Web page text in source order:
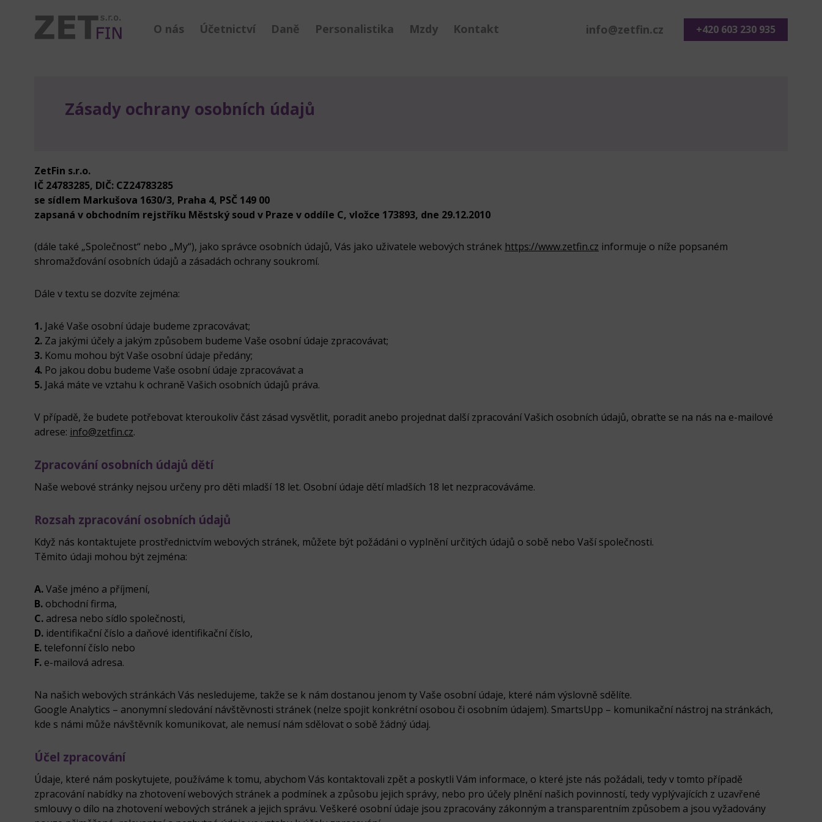
O nás Účetnictví Daně Personalistika Mzdy Kontakt info@zetfin.cz +420 603 230 935
Zásady ochrany osobních údajů
ZetFin s.r.o.
IČ 24783285, DIČ: CZ24783285
se sídlem Markušova 1630/3, Praha 4, PSČ 149 00
zapsaná v obchodním rejstříku Městský soud v Praze v oddíle C, vložce 173893, dne 29.12.2010
(dále také „Společnost“ nebo „My“), jako správce osobních údajů, Vás jako uživatele webových stránek https://www.zetfin.cz informuje o níže popsaném
shromažďování osobních údajů a zásadách ochrany soukromí.
Dále v textu se dozvíte zejména:
1. Jaké Vaše osobní údaje budeme zpracovávat;
2. Za jakými účely a jakým způsobem budeme Vaše osobní údaje zpracovávat;
3. Komu mohou být Vaše osobní údaje předány;
4. Po jakou dobu budeme Vaše osobní údaje zpracovávat a
5. Jaká máte ve vztahu k ochraně Vašich osobních údajů práva.
V případě, že budete potřebovat kteroukoliv část zásad vysvětlit, poradit anebo projednat další zpracování Vašich osobních údajů, obraťte se na nás na e-mailové
adrese: info@zetfin.cz.
Zpracování osobních údajů dětí
Naše webové stránky nejsou určeny pro děti mladší 18 let. Osobní údaje dětí mladších 18 let nezpracováváme.
Rozsah zpracování osobních údajů
Když nás kontaktujete prostřednictvím webových stránek, můžete být požádáni o vyplnění určitých údajů o sobě nebo Vaší společnosti.
Těmito údaji mohou být zejména:
A.Vaše jméno a příjmení,
B. obchodní firma,
C. adresa nebo sídlo společnosti,
D. identifikační číslo a daňové identifikační číslo,
E.telefonní číslo nebo
F. e-mailová adresa.
Na našich webových stránkách Vás nesledujeme, takže se k nám dostanou jenom ty Vaše osobní údaje, které nám výslovně sdělíte.
Google Analytics – anonymní sledování návštěvnosti stránek (nelze spojit konkrétní osobou či osobním údajem). SmartsUpp – komunikační nástroj na stránkách,
kde s námi může návštěvník komunikovat, ale nemusí nám sdělovat o sobě žádný údaj.
Účel zpracování
Údaje, které nám poskytujete, používáme k tomu, abychom Vás kontaktovali zpět a poskytli Vám informace, o které jste nás požádali, tedy v tomto případě
zpracování nabídky na zhotovení webových stránek a podmínek a způsobu jejich správy, nebo pro účely plnění našich povinností, tedy vyplývajících z uzavřené
smlouvy o dílo na zhotovení webových stránek a jejich správu. Veškeré osobní údaje jsou zpracovány zákonným a transparentním způsobem a jsou vyžadovány